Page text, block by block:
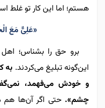
هستم؛ اما این کار تو غلط
«عَلِیٌّ مَعَ
برو حق را بشناس؛
این‌گونه تبلیغ می‌کردند. به
و خودش می‌فهمد،
چشم». حتی اگر آن‌ها هم